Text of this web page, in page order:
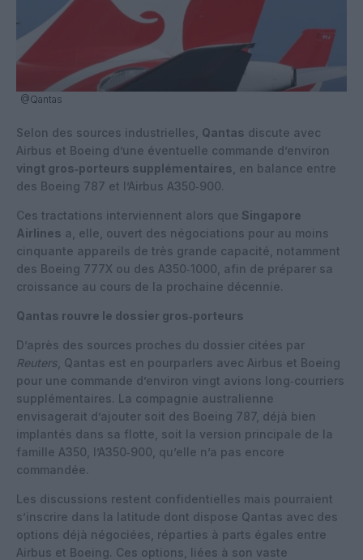
@Qantas
Selon des sources industrielles, Qantas discute avec
Airbus et Boeing d’une éventuelle commande d’environ
vingt gros‑porteurs supplémentaires , en balance entre
des Boeing 787 et l’Airbus A350‑900.
Ces tractations interviennent alors que Singapore
Airlines a, elle, ouvert des négociations pour au moins
cinquante appareils de très grande capacité, notamment
des Boeing 777X ou des A350‑1000, afin de préparer sa
croissance au cours de la prochaine décennie.
Qantas rouvre le dossier gros‑porteurs
D’après des sources proches du dossier citées par
Reuters , Qantas est en pourparlers avec Airbus et Boeing
pour une commande d’environ vingt avions long‑courriers
supplémentaires. La compagnie australienne
envisagerait d’ajouter soit des Boeing 787, déjà bien
implantés dans sa flotte, soit la version principale de la
famille A350, l’A350‑900, qu’elle n’a pas encore
commandée.
Les discussions restent confidentielles mais pourraient
s’inscrire dans la latitude dont dispose Qantas avec des
options déjà négociées, réparties à parts égales entre
Airbus et Boeing. Ces options, liées à son vaste